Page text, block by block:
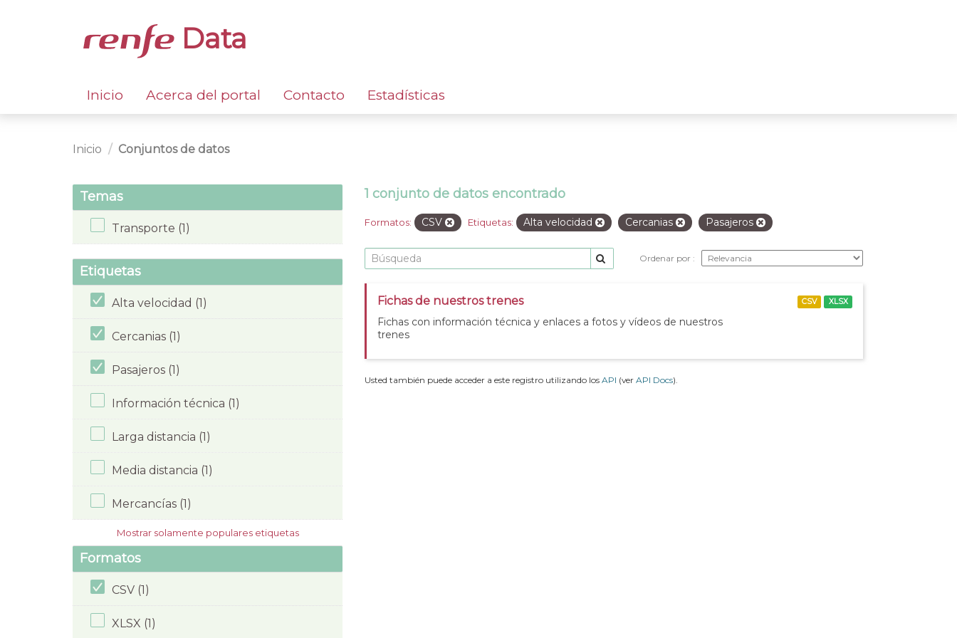
Data
Inicio Acerca del portal Contacto Estadísticas
Inicio Conjuntos de datos
Temas
Transporte (1)
Etiquetas
Alta velocidad (1)
Cercanias (1)
Pasajeros (1)
Información técnica (1)
Larga distancia (1)
Media distancia (1)
Mercancías (1)
Mostrar solamente populares etiquetas
Formatos
CSV (1)
XLSX (1)
1 conjunto de datos encontrado
Formatos: CSV Etiquetas: Alta velocidad Cercanias Pasajeros
Ordenar por
Fichas de nuestros trenes
Fichas con información técnica y enlaces a fotos y vídeos de nuestros
trenes
CSV XLSX
Usted también puede acceder a este registro utilizando los API (ver API Docs).